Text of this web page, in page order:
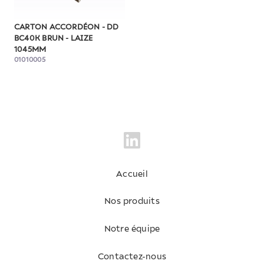
CARTON ACCORDÉON - DD
BC40K BRUN - LAIZE
1045MM
01010005
Accueil
Nos produits
Notre équipe
Contactez-nous